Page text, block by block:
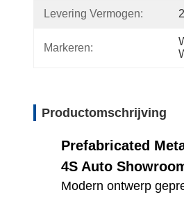
Levering Vermogen:
Markeren:
Productomschrijving
Prefabricated
4S Auto
Modern ontwerp